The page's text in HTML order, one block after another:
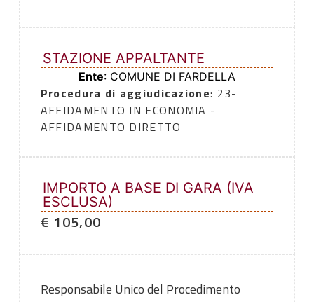
STAZIONE APPALTANTE
Ente: COMUNE DI FARDELLA
Procedura di aggiudicazione: 23-
AFFIDAMENTO IN ECONOMIA -
AFFIDAMENTO DIRETTO
IMPORTO A BASE DI GARA (IVA
ESCLUSA)
€ 105,00
Responsabile Unico del Procedimento